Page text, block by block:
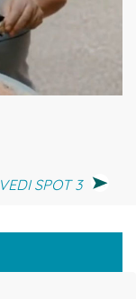
VEDI SPOT 3